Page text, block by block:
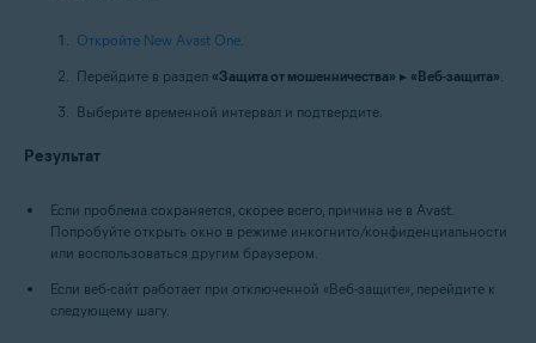
Откройте New Avast One.
Перейдите в раздел «Защита от мошенничества» ▸ «Веб-защита».
Выберите временной интервал и подтвердите.
Результат
Если проблема сохраняется, скорее всего, причина не в Avast.
Попробуйте открыть окно в режиме инкогнито/конфиденциальности
или воспользоваться другим браузером.
Если веб-сайт работает при отключенной «Веб-защите», перейдите к
следующему шагу.